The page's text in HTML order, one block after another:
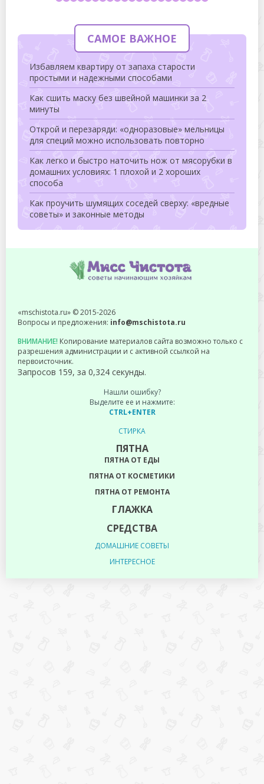
САМОЕ ВАЖНОЕ
Избавляем квартиру от запаха старости
простыми и надежными способами
Как сшить маску без швейной машинки за 2
минуты
Открой и перезаряди: «одноразовые» мельницы
для специй можно использовать повторно
Как легко и быстро наточить нож от мясорубки в
домашних условиях: 1 плохой и 2 хороших
способа
Как проучить шумящих соседей сверху: «вредные
советы» и законные методы
«mschistota.ru» © 2015-2026
Вопросы и предложения: info@mschistota.ru
ВНИМАНИЕ! Копирование материалов сайта возможно только с
разрешения администрации и с активной ссылкой на
первоисточник.
Запросов 159, за 0,324 секунды.
Нашли ошибку?
Выделите ее и нажмите:
CTRL+ENTER
СТИРКА
ПЯТНА
ПЯТНА ОТ ЕДЫ
ПЯТНА ОТ КОСМЕТИКИ
ПЯТНА ОТ РЕМОНТА
ГЛАЖКА
СРЕДСТВА
ДОМАШНИЕ СОВЕТЫ
ИНТЕРЕСНОЕ